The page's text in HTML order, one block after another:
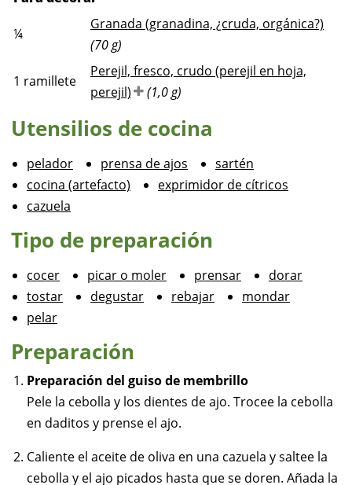
¼
Granada (granadina, ¿cruda, orgánica?)
(70 g)
1 ramillete
Perejil, fresco, crudo (perejil en hoja,
perejil)
(1,0 g)
Utensilios de cocina
pelador prensa de ajos
sartén
cocina (artefacto)
exprimidor de cítricos
cazuela
Tipo de preparación
cocer picar o moler prensar
dorar
tostar
degustar rebajar
mondar
pelar
Preparación
Preparación del guiso de membrillo
Pele la cebolla y los dientes de ajo. Trocee la cebolla
en daditos y prense el ajo.
Caliente el aceite de oliva en una cazuela y saltee la
cebolla y el ajo picados hasta que se doren. Añada la